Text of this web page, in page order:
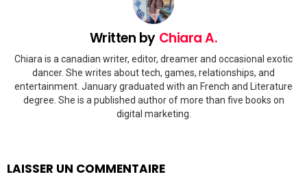
Written by Chiara A.
Chiara is a canadian writer, editor, dreamer and occasional exotic
dancer. She writes about tech, games, relationships, and
entertainment. January graduated with an French and Literature
degree. She is a published author of more than five books on
digital marketing.
LAISSER UN COMMENTAIRE